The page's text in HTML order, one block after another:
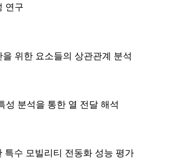
연구
을 위한 요소들의 상관관계 분석
성 분석을 통한 열 전달 해석
특수 모빌리티 전동화 성능 평가